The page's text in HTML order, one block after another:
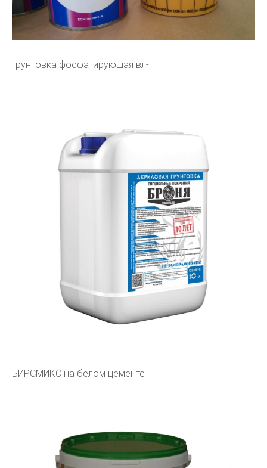
Грунтовка фосфатирующая вл-
БИРСМИКС на белом цементе